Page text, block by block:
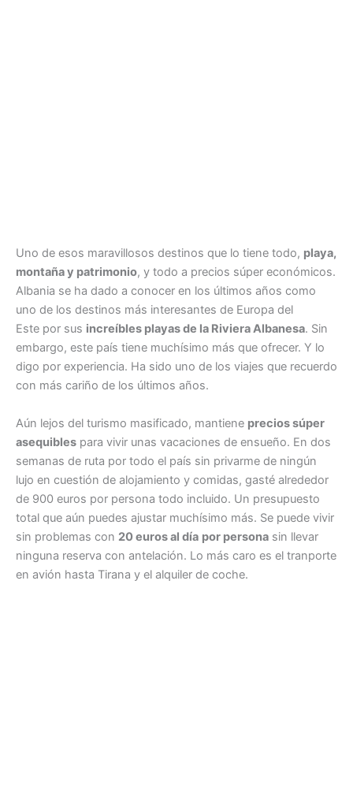
Uno de esos maravillosos destinos que lo tiene todo, playa,
montaña y patrimonio, y todo a precios súper económicos.
Albania se ha dado a conocer en los últimos años como
uno de los destinos más interesantes de Europa del
Este por sus increíbles playas de la Riviera Albanesa. Sin
embargo, este país tiene muchísimo más que ofrecer. Y lo
digo por experiencia. Ha sido uno de los viajes que recuerdo
con más cariño de los últimos años.
Aún lejos del turismo masificado, mantiene precios súper
asequibles para vivir unas vacaciones de ensueño. En dos
semanas de ruta por todo el país sin privarme de ningún
lujo en cuestión de alojamiento y comidas, gasté alrededor
de 900 euros por persona todo incluido. Un presupuesto
total que aún puedes ajustar muchísimo más. Se puede vivir
sin problemas con 20 euros al día por persona sin llevar
ninguna reserva con antelación. Lo más caro es el tranporte
en avión hasta Tirana y el alquiler de coche.